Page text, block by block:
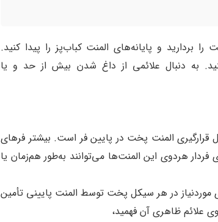
بردارید و پایانه‌های المنت کباب‌پز را پیدا کنید.
به دنبال علائمی از داغ شدن بیش از حد و یا
المنت پخت در پایین فر است. بیشتر فرهای
فردار هردوی این المنت‌ها می‌توانند به‌طور هم‌زمان یا
باهم روشن شوند 90 درصد از گرمای موردنیاز در هر سیکل پخت توسط المنت پایینی تأمین
علائم ظاهری آن فهمید،